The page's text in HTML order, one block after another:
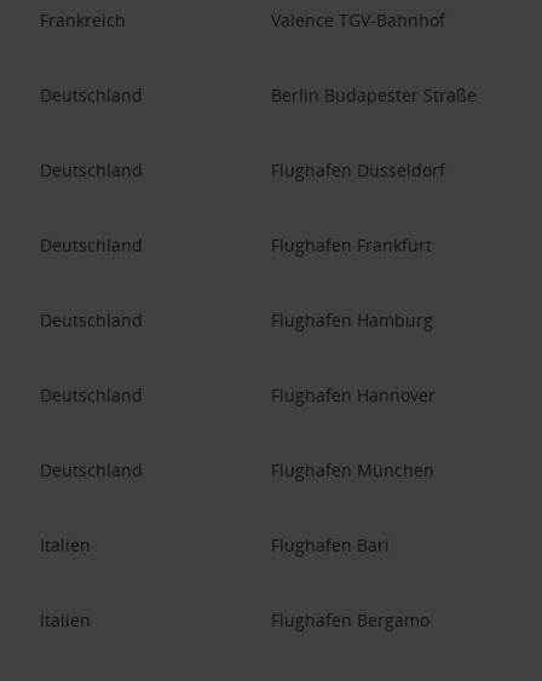
Frankreich Valence TGV-Bahnhof
Deutschland Berlin Budapester Straße
Deutschland Flughafen Düsseldorf
Deutschland Flughafen Frankfurt
Deutschland Flughafen Hamburg
Deutschland Flughafen Hannover
Deutschland Flughafen München
Italien Flughafen Bari
Italien Flughafen Bergamo